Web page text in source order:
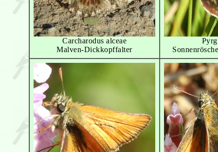
Carcharodus alceae
Malven-Dickkopffalter